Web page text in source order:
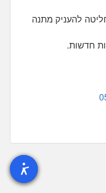
להעניק מתנה
חדשות.